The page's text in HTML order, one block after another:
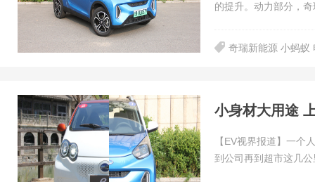
的提升。动力部分，
奇瑞新能源 小蚂蚁
小身材大用途
【EV视界报道】一个
到公司再到超市这几